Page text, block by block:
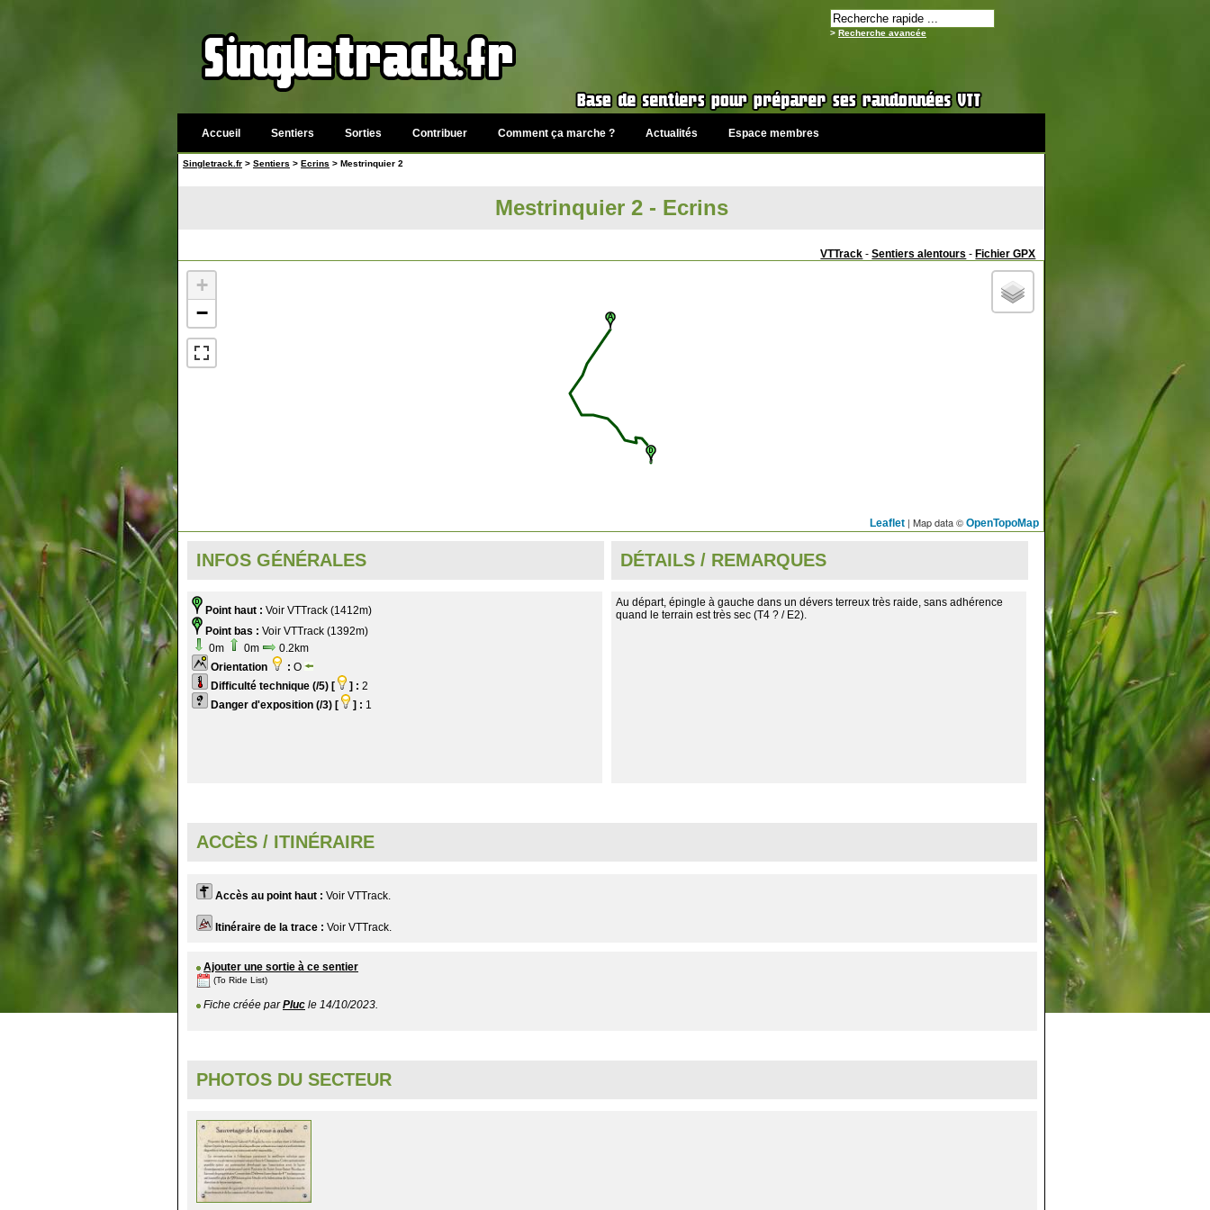
> Recherche avancée
Accueil Sentiers Sorties Contribuer Comment ça marche ? Actualités Espace membres
Singletrack.fr > Sentiers > Ecrins > Mestrinquier 2
Mestrinquier 2 - Ecrins
VTTrack -Sentiers alentours -Fichier GPX
+
−
Leaflet | Map data © OpenTopoMap
INFOS GÉNÉRALES
Point haut : Voir VTTrack (1412m)
Point bas : Voir VTTrack (1392m)
0m
0m
0.2km
Orientation
: O
Difficulté technique (/5) [
] : 2
Danger d'exposition (/3) [
] : 1
DÉTAILS / REMARQUES
Au départ, épingle à gauche dans un dévers terreux très raide, sans adhérence
quand le terrain est très sec (T4 ? / E2).
ACCÈS / ITINÉRAIRE
Accès au point haut : Voir VTTrack.
Itinéraire de la trace : Voir VTTrack.
Ajouter une sortie à ce sentier
(To Ride List)
Fiche créée parPluc le 14/10/2023.
PHOTOS DU SECTEUR